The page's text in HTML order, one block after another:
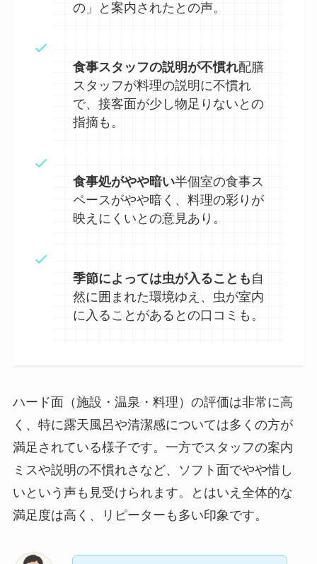
の」と案内されたとの声。
食事スタッフの説明が不慣れ配膳
スタッフが料理の説明に不慣れ
で、接客面が少し物足りないとの
指摘も。
食事処がやや暗い半個室の食事ス
ペースがやや暗く、料理の彩りが
映えにくいとの意見あり。
季節によっては虫が入ることも 自
然に囲まれた環境ゆえ、虫が室内
に入ることがあるとの口コミも。
ハード面（施設・温泉・料理）の評価は非常に高
く、特に露天風呂や清潔感については多くの方が
満足されている様子です。一方でスタッフの案内
ミスや説明の不慣れさなど、ソフト面でやや惜し
いという声も見受けられます。とはいえ全体的な
満足度は高く、リピーターも多い印象です。